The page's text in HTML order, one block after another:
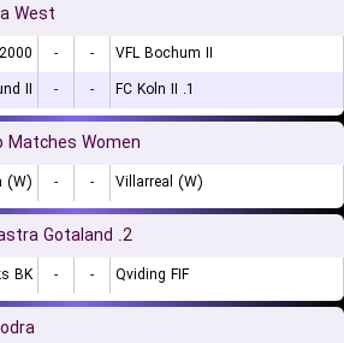
West
- -
VFL Bochum II
II
- - 1. FC Koln II
Matches Women
(W) - - Villarreal (W)
2. Division - Vastra Gotaland
BK - - Qviding FIF